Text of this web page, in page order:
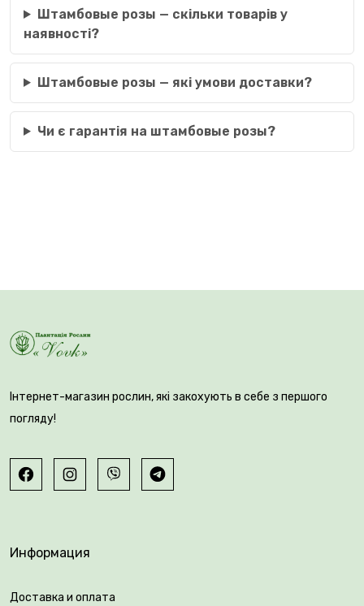
Штамбовые розы — скільки товарів у
наявності?
Штамбовые розы — які умови доставки?
Чи є гарантія на штамбовые розы?
Інтернет-магазин рослин, які закохують в себе з першого
погляду!
Информация
Доставка и оплата